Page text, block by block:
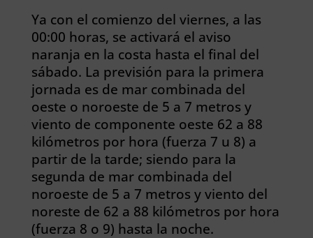
Ya con el comienzo del viernes, a las
00:00 horas, se activará el aviso
naranja en la costa hasta el final del
sábado. La previsión para la primera
jornada es de mar combinada del
oeste o noroeste de 5 a 7 metros y
viento de componente oeste 62 a 88
kilómetros por hora (fuerza 7 u 8) a
partir de la tarde; siendo para la
segunda de mar combinada del
noroeste de 5 a 7 metros y viento del
noreste de 62 a 88 kilómetros por hora
(fuerza 8 o 9) hasta la noche.